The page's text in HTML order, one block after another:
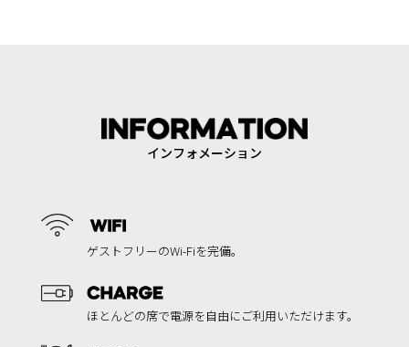
インフォメーション
ゲストフリーのWi-Fiを完備。
ほとんどの席で電源を自由にご利用いただけます。